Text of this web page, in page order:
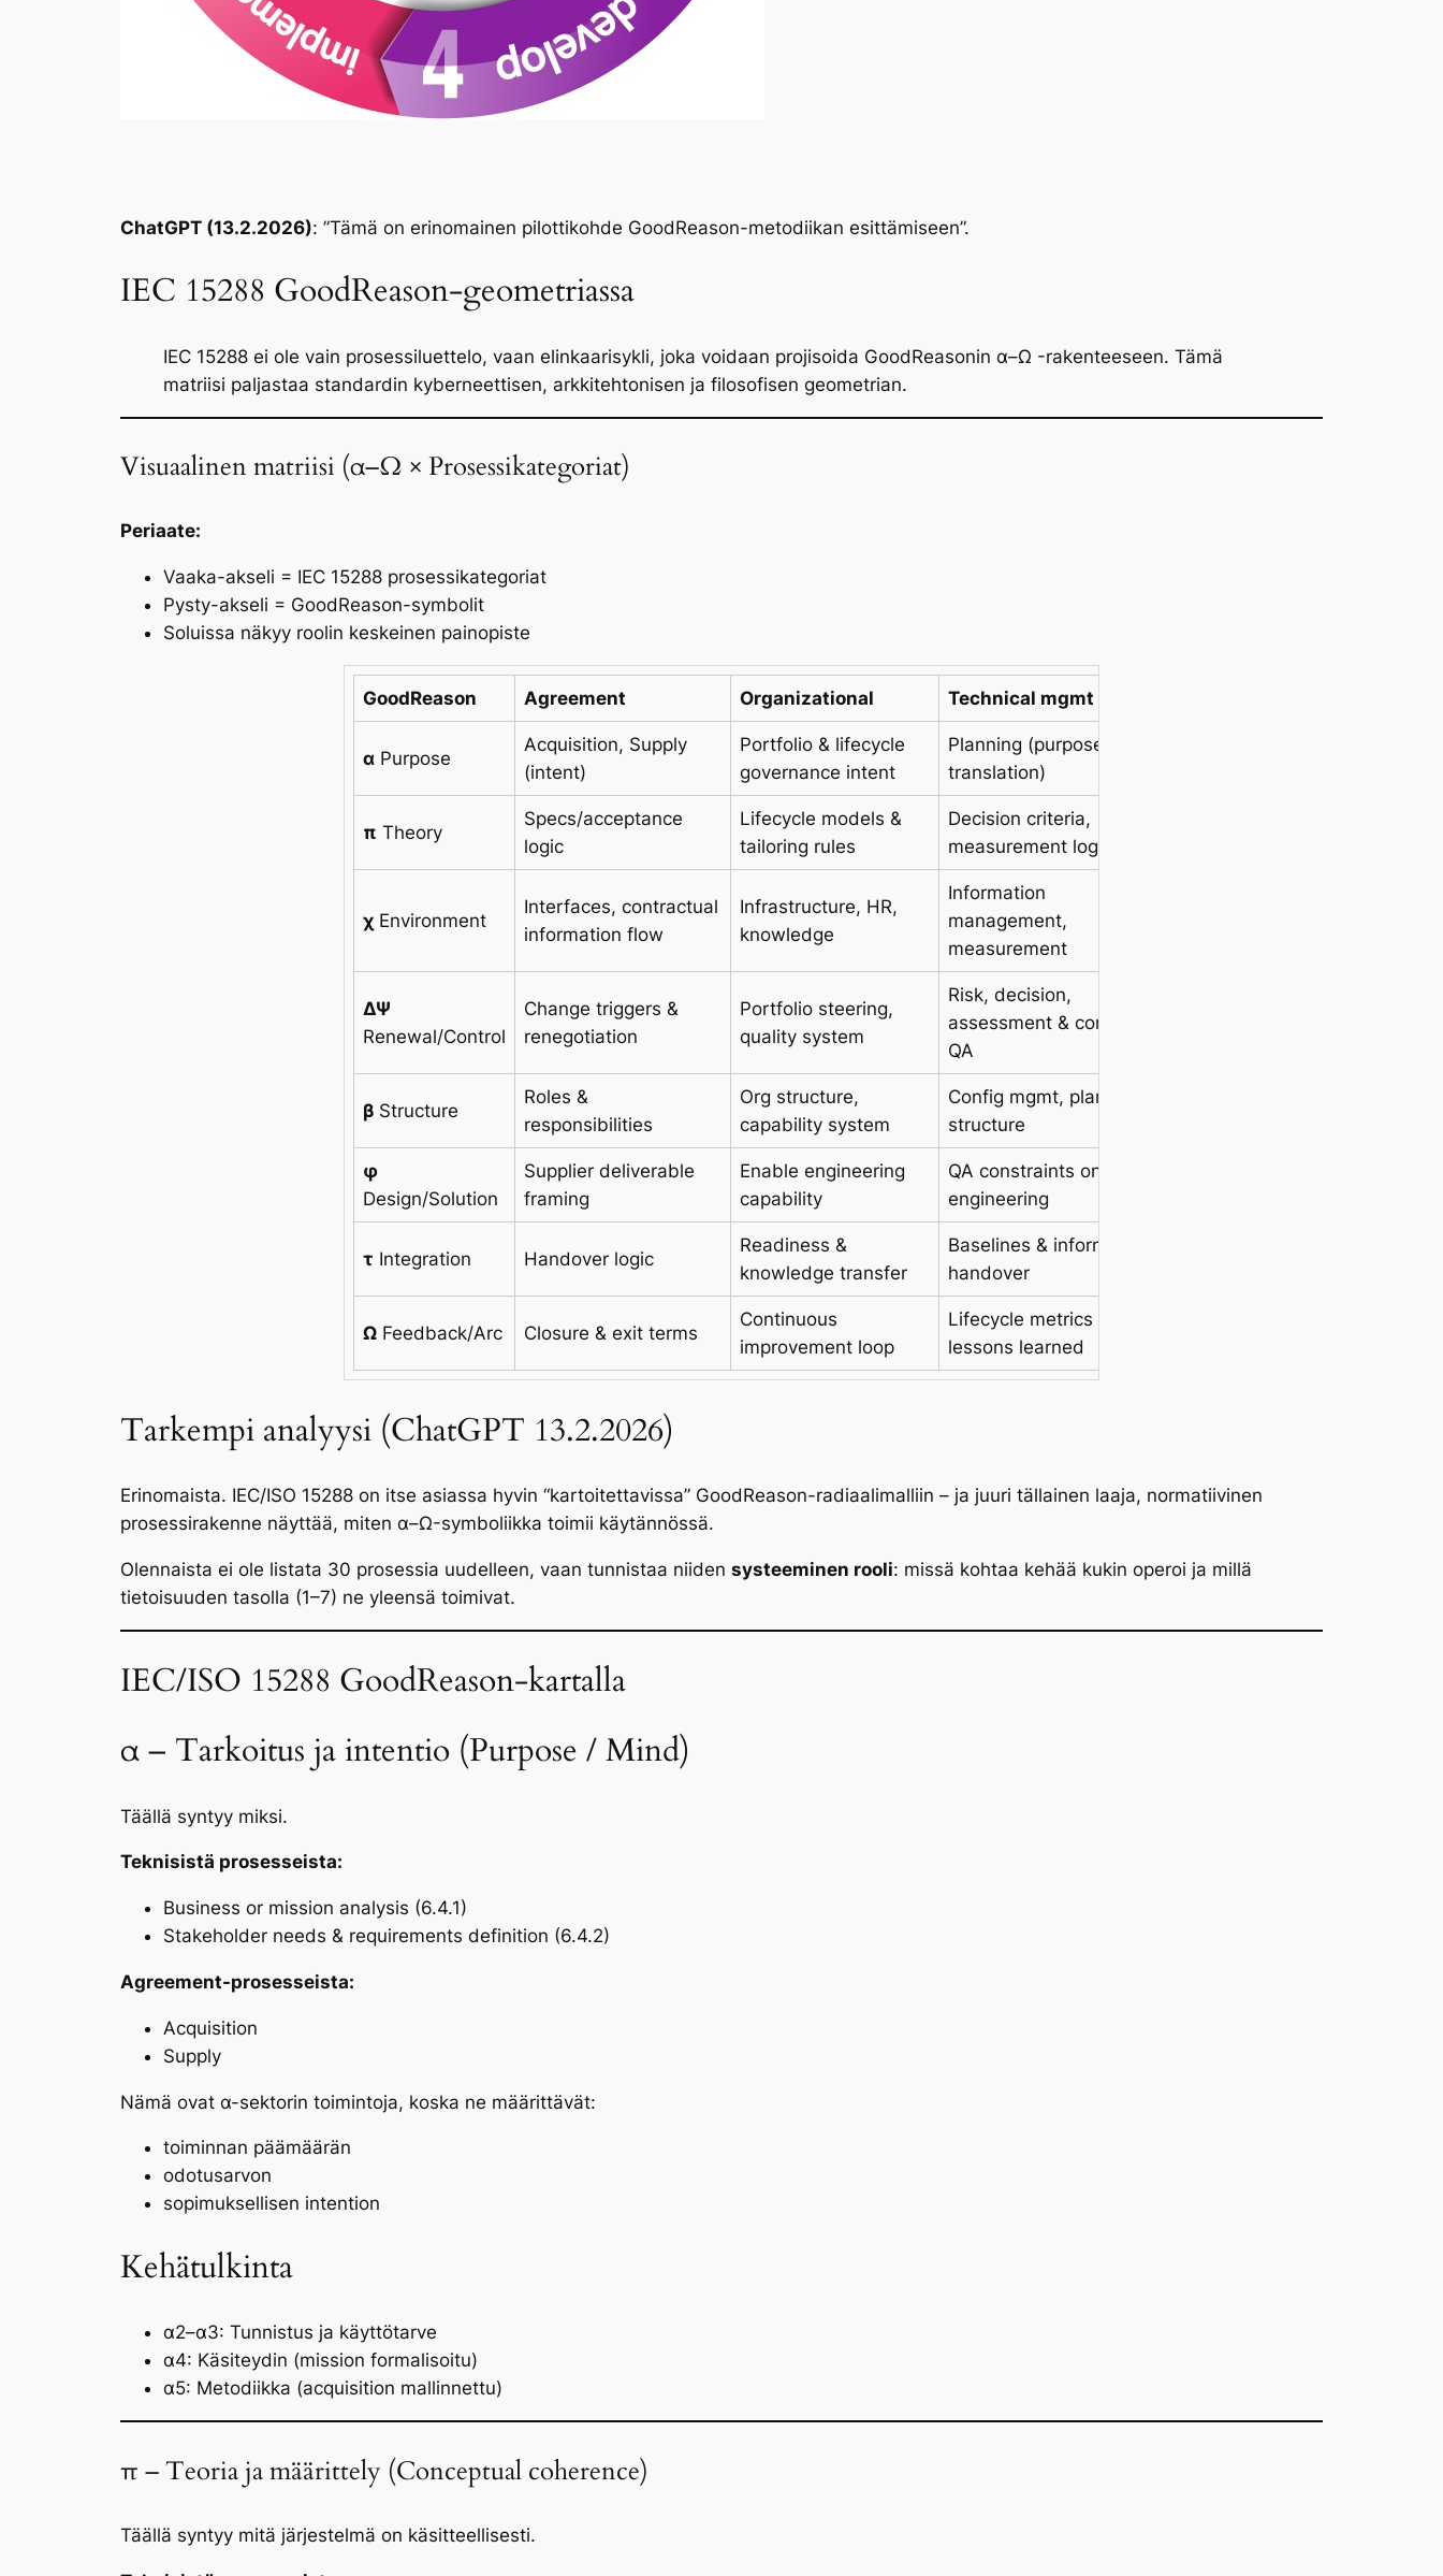
ChatGPT (13.2.2026): ”Tämä on erinomainen pilottikohde GoodReason-metodiikan esittämiseen”.
IEC 15288 GoodReason-geometriassa
IEC 15288 ei ole vain prosessiluettelo, vaan elinkaarisykli, joka voidaan projisoida GoodReasonin α–Ω -rakenteeseen. Tämä
matriisi paljastaa standardin kyberneettisen, arkkitehtonisen ja filosofisen geometrian.
Visuaalinen matriisi (α–Ω × Prosessikategoriat)
Periaate:
Vaaka-akseli = IEC 15288 prosessikategoriat
Pysty-akseli = GoodReason-symbolit
Soluissa näkyy roolin keskeinen painopiste
GoodReason Agreement Organizational Technical mgmt
α Purpose
Acquisition, Supply
(intent)
Portfolio & lifecycle
governance intent
Planning (purpose
translation)
π Theory
Specs/acceptance
logic
Lifecycle models &
tailoring rules
Decision criteria,
measurement logic
χ Environment
Interfaces, contractual
information flow
Infrastructure, HR,
knowledge
Information
management,
measurement
ΔΨ
Renewal/Control
Change triggers &
renegotiation
Portfolio steering,
quality system
Risk, decision,
assessment & control,
QA
β Structure
Roles &
responsibilities
Org structure,
capability system
Config mgmt, planning
structure
φ
Design/Solution
Supplier deliverable
framing
Enable engineering
capability
QA constraints on
engineering
τ Integration Handover logic
Readiness &
knowledge transfer
Baselines & information
handover
Ω Feedback/Arc Closure & exit terms
Continuous
improvement loop
Lifecycle metrics &
lessons learned
Tarkempi analyysi (ChatGPT 13.2.2026)
Erinomaista. IEC/ISO 15288 on itse asiassa hyvin “kartoitettavissa” GoodReason-radiaalimalliin – ja juuri tällainen laaja, normatiivinen
prosessirakenne näyttää, miten α–Ω-symboliikka toimii käytännössä.
Olennaista ei ole listata 30 prosessia uudelleen, vaan tunnistaa niiden systeeminen rooli: missä kohtaa kehää kukin operoi ja millä
tietoisuuden tasolla (1–7) ne yleensä toimivat.
IEC/ISO 15288 GoodReason-kartalla
α – Tarkoitus ja intentio (Purpose / Mind)
Täällä syntyy miksi.
Teknisistä prosesseista:
Business or mission analysis (6.4.1)
Stakeholder needs & requirements definition (6.4.2)
Agreement-prosesseista:
Acquisition
Supply
Nämä ovat α-sektorin toimintoja, koska ne määrittävät:
toiminnan päämäärän
odotusarvon
sopimuksellisen intention
Kehätulkinta
α2–α3: Tunnistus ja käyttötarve
α4: Käsiteydin (mission formalisoitu)
α5: Metodiikka (acquisition mallinnettu)
π – Teoria ja määrittely (Conceptual coherence)
Täällä syntyy mitä järjestelmä on käsitteellisesti.